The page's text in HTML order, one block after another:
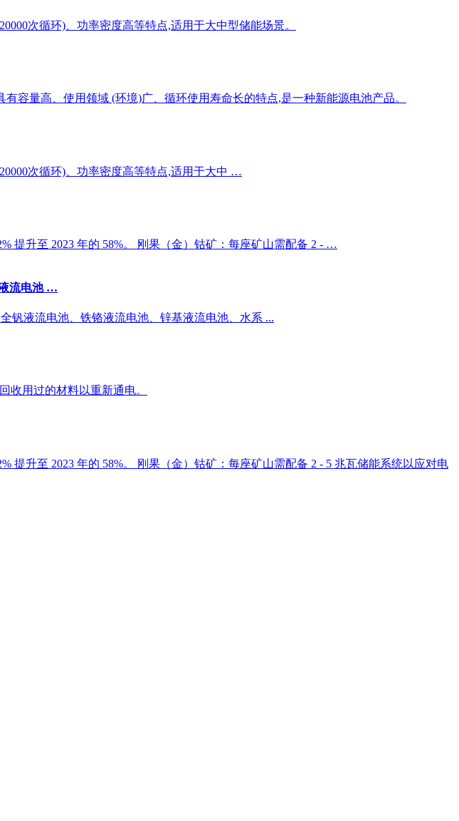
次循环)、功率密度高等特点,适用于大中型储能场景。
容量高、使用领域 (环境)广、循环使用寿命长的特点,是一种新能源电池产品。
次循环)、功率密度高等特点,适用于大中 …
提升至 2023 年的 58%。 刚果（金）钴矿：每座矿山需配备 2 - …
流电池 …
钒液流电池、铁铬液流电池、锌基液流电池、水系 ...
收用过的材料以重新通电。
提升至 2023 年的 58%。 刚果（金）钴矿：每座矿山需配备 2 - 5 兆瓦储能系统以应对电